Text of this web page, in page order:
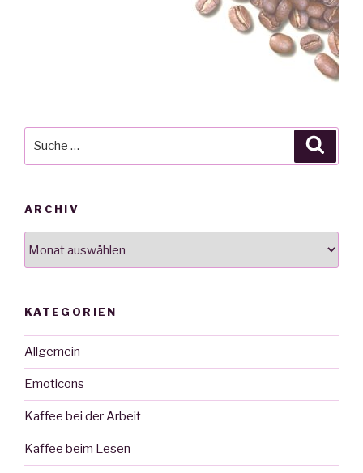
ARCHIV
KATEGORIEN
Allgemein
Emoticons
Kaffee bei der Arbeit
Kaffee beim Lesen